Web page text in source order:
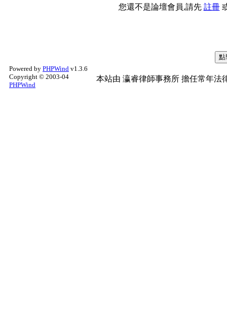
您還不是論壇會員,請先 註冊
Powered by PHPWind v1.3.6
Copyright © 2003-04
PHPWind
本站由 瀛睿律師事務所 擔任常年法